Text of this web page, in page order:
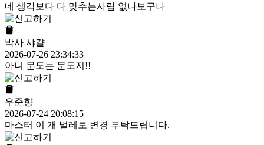
네 생각보다 다 맞추는사람 없나보구나
박사 샤걀
2026-07-26 23:34:33
아니 문도는 문도지!!
우준향
2026-07-24 20:08:15
마스터 이 개 벌레로 변경 부탁드립니다.